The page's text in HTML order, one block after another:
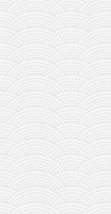
članarina
kontakt
besplatna e-knjiga
termini treninga
moja priča
moja priča
fotke
kontakt